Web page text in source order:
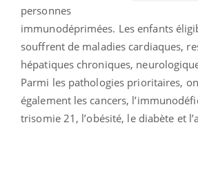
personnes
immunodéprimées. Les enfants
souffrent de maladies cardiaques,
hépatiques chroniques,
Parmi les pathologies prioritaires,
également les cancers,
trisomie 21, l’obésité, le diabète et